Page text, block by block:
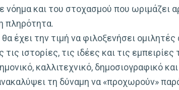
και του στοχασμού που ωριμάζει
πληρότητα.
έχει την τιμή να φιλοξενήσει
τις ιστορίες, τις ιδέες και τις
καλλιτεχνικό, δημοσιογραφικό
τη δύναμη να «προχωρούν»